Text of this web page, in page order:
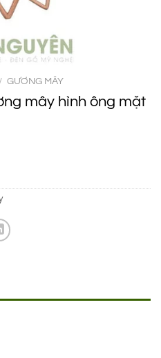
/ GƯƠNG MÂY
mây hình ông mặt